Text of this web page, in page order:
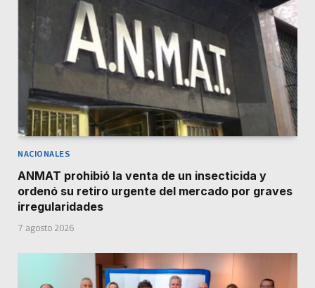
NACIONALES
ANMAT prohibió la venta de un insecticida y
ordenó su retiro urgente del mercado por graves
irregularidades
7 agosto 2026